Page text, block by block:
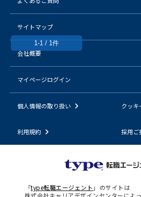
1-1 / 1件
サイトマップ
会社概要
マイページログイン
個人情報の取り扱い クッキ
利用規約 採用ご
「type転職エージェント 」のサイトは
株式会社キャリアデザインセンターによ